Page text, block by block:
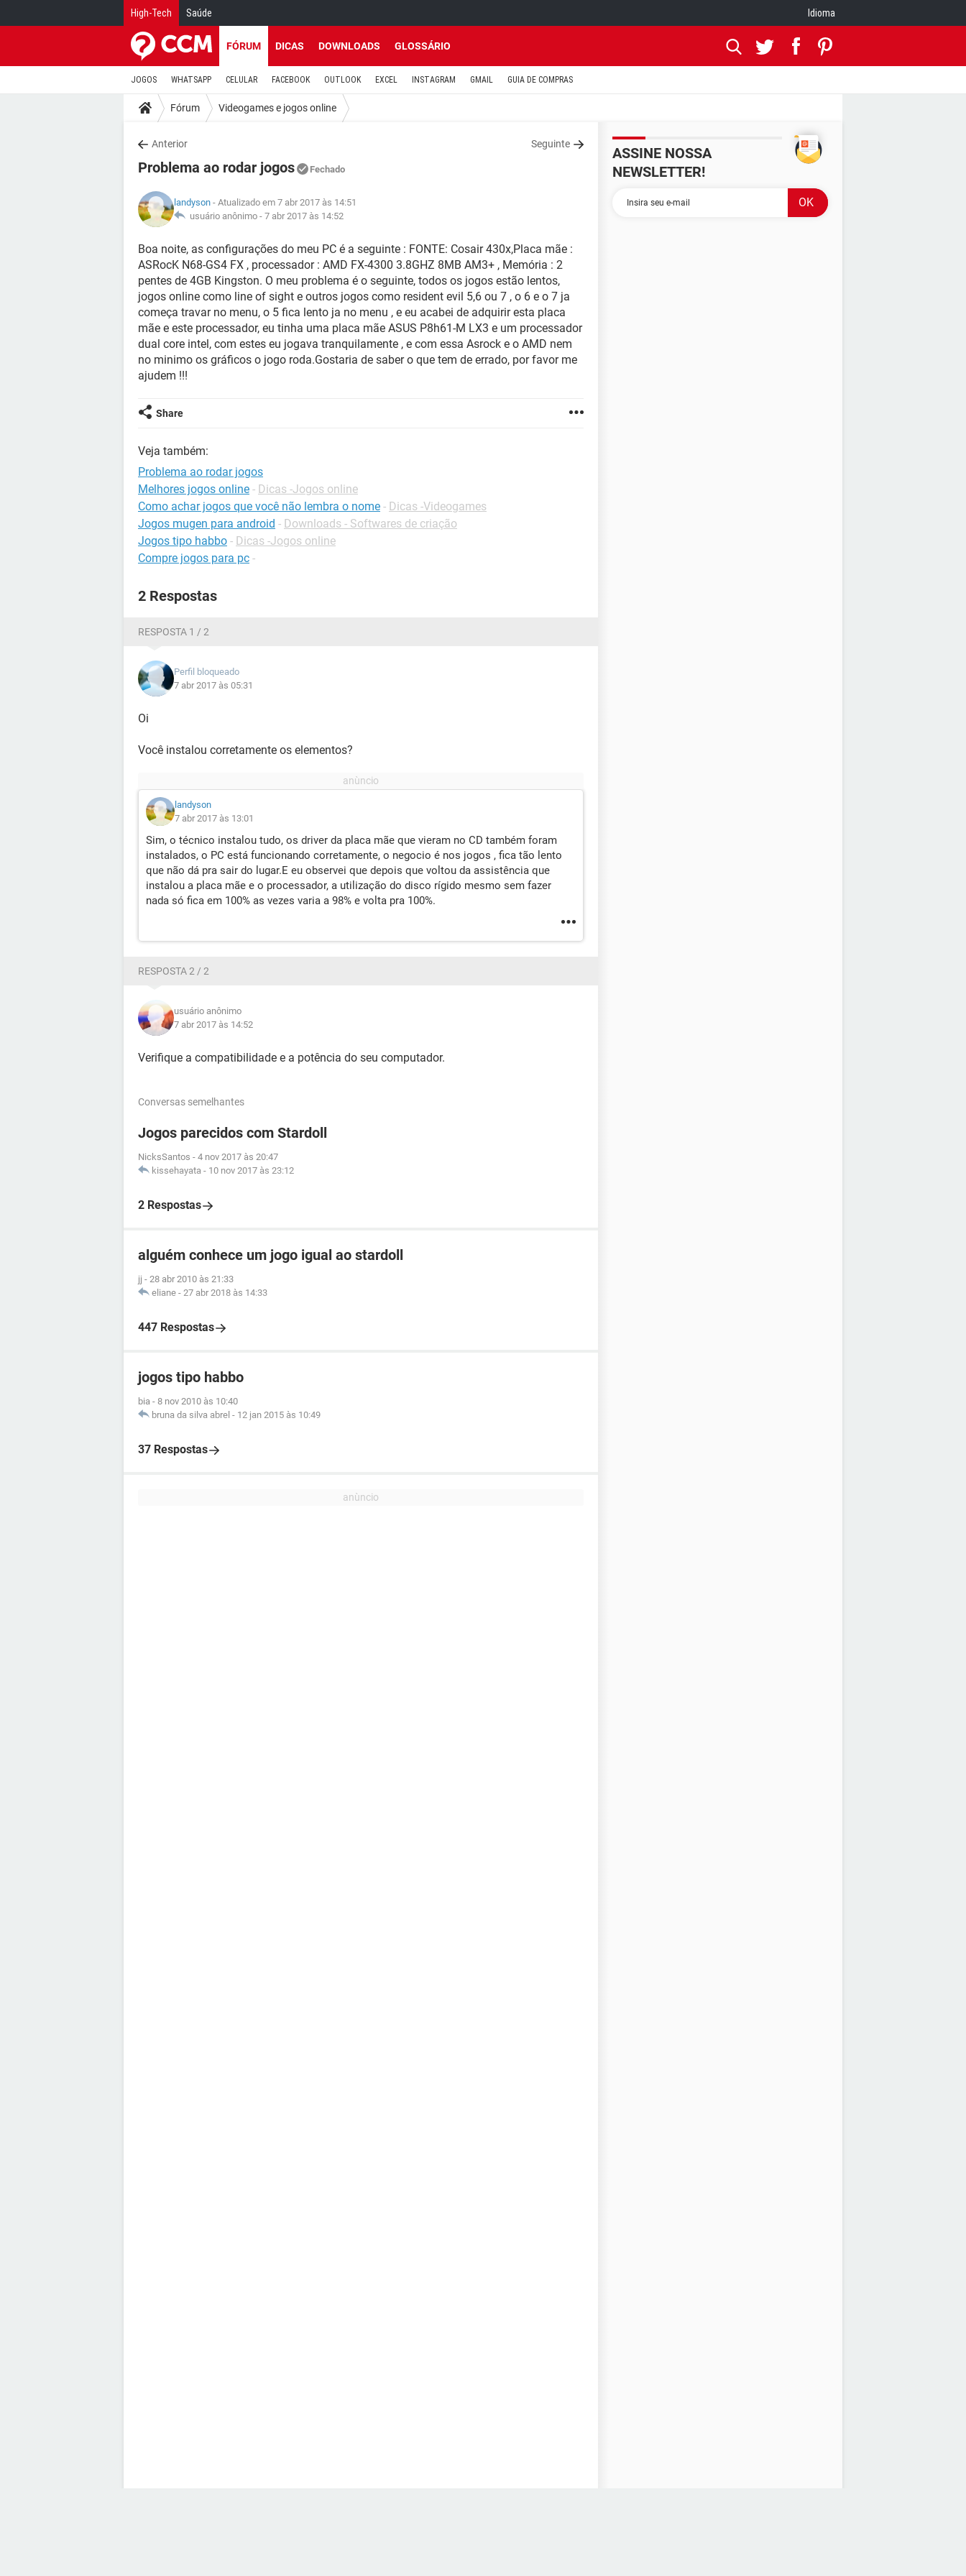
High-Tech Saúde Idioma
FÓRUM DICAS DOWNLOADS GLOSSÁRIO
JOGOS WHATSAPP CELULAR FACEBOOK OUTLOOK EXCEL INSTAGRAM GMAIL GUIA DE COMPRAS
Fórum Videogames e jogos online
Anterior Seguinte
Problema ao rodar jogos Fechado
landyson - Atualizado em 7 abr 2017 às 14:51
usuário anônimo - 7 abr 2017 às 14:52
Boa noite, as configurações do meu PC é a seguinte : FONTE: Cosair 430x,Placa mãe :
ASRocK N68-GS4 FX , processador : AMD FX-4300 3.8GHZ 8MB AM3+ , Memória : 2
pentes de 4GB Kingston. O meu problema é o seguinte, todos os jogos estão lentos,
jogos online como line of sight e outros jogos como resident evil 5,6 ou 7 , o 6 e o 7 ja
começa travar no menu, o 5 fica lento ja no menu , e eu acabei de adquirir esta placa
mãe e este processador, eu tinha uma placa mãe ASUS P8h61-M LX3 e um processador
dual core intel, com estes eu jogava tranquilamente , e com essa Asrock e o AMD nem
no minimo os gráficos o jogo roda.Gostaria de saber o que tem de errado, por favor me
ajudem !!!
Share
Veja também:
Problema ao rodar jogos
Melhores jogos online - Dicas -Jogos online
Como achar jogos que você não lembra o nome - Dicas -Videogames
Jogos mugen para android - Downloads - Softwares de criação
Jogos tipo habbo - Dicas -Jogos online
Compre jogos para pc -
2 Respostas
RESPOSTA 1 / 2
Perfil bloqueado
7 abr 2017 às 05:31
Oi
Você instalou corretamente os elementos?
landyson
7 abr 2017 às 13:01
Sim, o técnico instalou tudo, os driver da placa mãe que vieram no CD também foram
instalados, o PC está funcionando corretamente, o negocio é nos jogos , fica tão lento
que não dá pra sair do lugar.E eu observei que depois que voltou da assistência que
instalou a placa mãe e o processador, a utilização do disco rígido mesmo sem fazer
nada só fica em 100% as vezes varia a 98% e volta pra 100%.
RESPOSTA 2 / 2
usuário anônimo
7 abr 2017 às 14:52
Verifique a compatibilidade e a potência do seu computador.
Conversas semelhantes
Jogos parecidos com Stardoll
NicksSantos - 4 nov 2017 às 20:47
kissehayata - 10 nov 2017 às 23:12
2 Respostas
alguém conhece um jogo igual ao stardoll
jj - 28 abr 2010 às 21:33
eliane - 27 abr 2018 às 14:33
447 Respostas
jogos tipo habbo
bia - 8 nov 2010 às 10:40
bruna da silva abrel - 12 jan 2015 às 10:49
37 Respostas
ASSINE NOSSA
NEWSLETTER!